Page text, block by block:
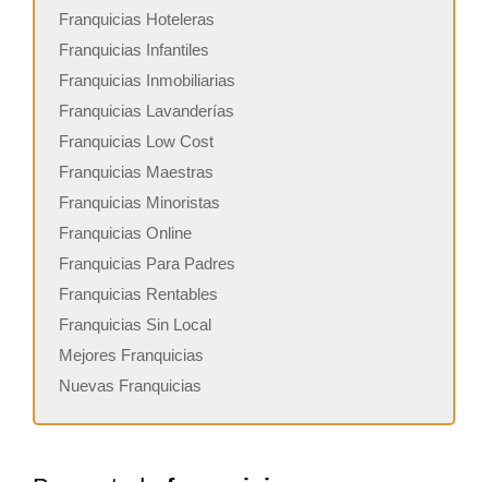
Franquicias Hoteleras
Franquicias Infantiles
Franquicias Inmobiliarias
Franquicias Lavanderías
Franquicias Low Cost
Franquicias Maestras
Franquicias Minoristas
Franquicias Online
Franquicias Para Padres
Franquicias Rentables
Franquicias Sin Local
Mejores Franquicias
Nuevas Franquicias